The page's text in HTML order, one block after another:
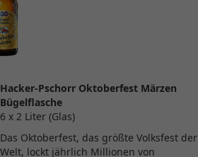
Hacker-Pschorr Oktoberfest Märzen
Bügelflasche
6 x 2 Liter (Glas)
Das Oktoberfest, das größte Volksfest der
Welt, lockt jährlich Millionen von